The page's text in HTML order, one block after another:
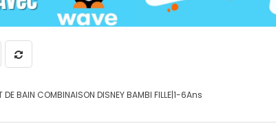
DE BAIN COMBINAISON DISNEY BAMBI FILLE|1-6Ans